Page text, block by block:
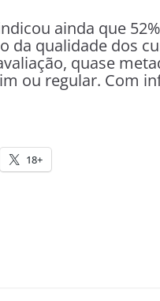
ainda que
da qualidade dos
quase
ou regular. Com
18+